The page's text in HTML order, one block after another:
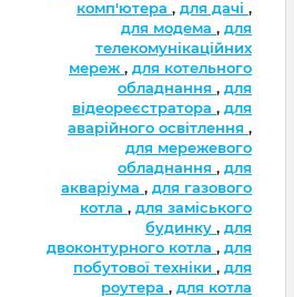
комп'ютера , для дачі ,
для модема , для
телекомунікаційних
мереж , для котельного
обладнання , для
відеореєстратора , для
аварійного освітлення ,
для мережевого
обладнання , для
акваріума , для газового
котла , для заміського
будинку , для
двоконтурного котла , для
побутової техніки , для
роутера , для котла